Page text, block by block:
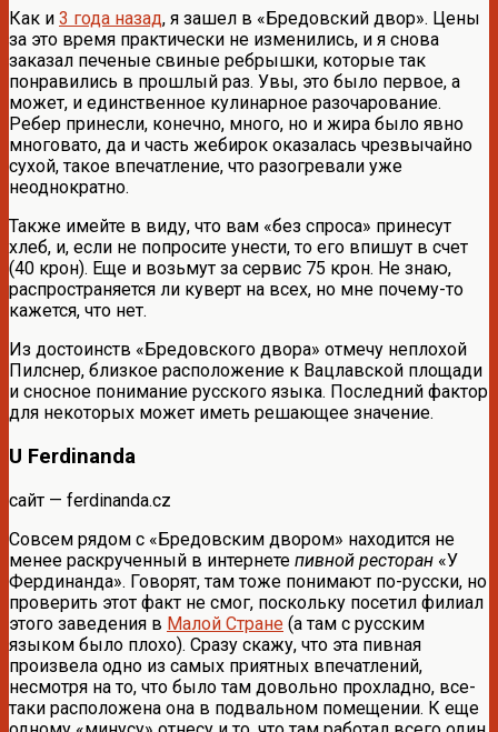
Как и 3 года назад, я зашел в «Бредовский двор». Цены
за это время практически не изменились, и я снова
заказал печеные свиные ребрышки, которые так
понравились в прошлый раз. Увы, это было первое, а
может, и единственное кулинарное разочарование.
Ребер принесли, конечно, много, но и жира было явно
многовато, да и часть жебирок оказалась чрезвычайно
сухой, такое впечатление, что разогревали уже
неоднократно.
Также имейте в виду, что вам «без спроса» принесут
хлеб, и, если не попросите унести, то его впишут в счет
(40 крон). Еще и возьмут за сервис 75 крон. Не знаю,
распространяется ли куверт на всех, но мне почему-то
кажется, что нет.
Из достоинств «Бредовского двора» отмечу неплохой
Пилснер, близкое расположение к Вацлавской площади
и сносное понимание русского языка. Последний фактор
для некоторых может иметь решающее значение.
U Ferdinanda
сайт — ferdinanda.cz
Совсем рядом с «Бредовским двором» находится не
менее раскрученный в интернете пивной ресторан «У
Фердинанда». Говорят, там тоже понимают по-русски, но
проверить этот факт не смог, поскольку посетил филиал
этого заведения в Малой Стране (а там с русским
языком было плохо). Сразу скажу, что эта пивная
произвела одно из самых приятных впечатлений,
несмотря на то, что было там довольно прохладно, все-
таки расположена она в подвальном помещении. К еще